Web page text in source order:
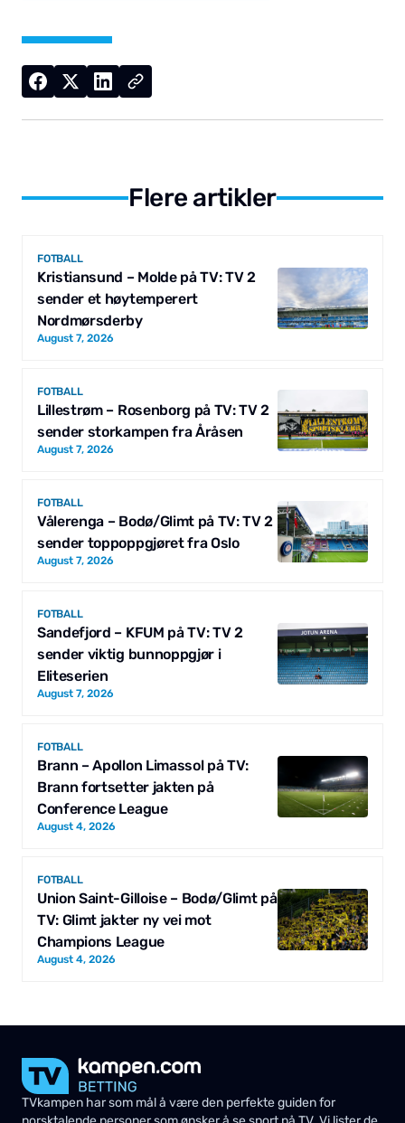
Flere artikler
FOTBALL
Kristiansund – Molde på TV: TV 2
sender et høytemperert
Nordmørsderby
August 7, 2026
FOTBALL
Lillestrøm – Rosenborg på TV: TV 2
sender storkampen fra Åråsen
August 7, 2026
FOTBALL
Vålerenga – Bodø/Glimt på TV: TV 2
sender toppoppgjøret fra Oslo
August 7, 2026
FOTBALL
Sandefjord – KFUM på TV: TV 2
sender viktig bunnoppgjør i
Eliteserien
August 7, 2026
FOTBALL
Brann – Apollon Limassol på TV:
Brann fortsetter jakten på
Conference League
August 4, 2026
FOTBALL
Union Saint-Gilloise – Bodø/Glimt på
TV: Glimt jakter ny vei mot
Champions League
August 4, 2026
TVkampen har som mål å være den perfekte guiden for